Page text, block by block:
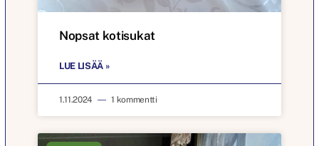
Nopsat kotisukat
LUE LISÄÄ »
1.11.2024 1 kommentti